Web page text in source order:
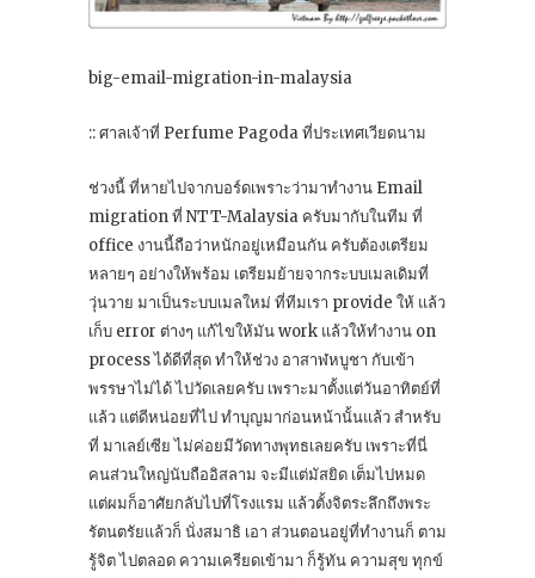
big-email-migration-in-malaysia
:: ศาลเจ้าที่ Perfume Pagoda ที่ประเทศเวียดนาม
ช่วงนี้ ที่หายไปจากบอร์ดเพราะว่ามาทำงาน Email
migration ที่ NTT-Malaysia ครับมากับในทีม ที่
office งานนี้ถือว่าหนักอยู่เหมือนกัน ครับต้องเตรียม
หลายๆ อย่างให้พร้อม เตรียมย้ายจากระบบเมลเดิมที่
วุ่นวาย มาเป็นระบบเมลใหม่ ที่ทีมเรา provide ให้ แล้ว
เก็บ error ต่างๆ แก้ไขให้มัน work แล้วให้ทำงาน on
process ได้ดีที่สุด ทำให้ช่วง อาสาฬหบูชา กับเข้า
พรรษาไม่ได้ ไปวัดเลยครับ เพราะมาตั้งแต่วันอาทิตย์ที่
แล้ว แต่ดีหน่อยที่ไป ทำบุญมาก่อนหน้านั้นแล้ว สำหรับ
ที่ มาเลย์เซีย ไม่ค่อยมีวัดทางพุทธเลยครับ เพราะที่นี่
คนส่วนใหญ่นับถืออิสลาม จะมีแต่มัสยิด เต็มไปหมด
แต่ผมก็อาศัยกลับไปที่โรงแรม แล้วตั้งจิตระลึกถึงพระ
รัตนตรัยแล้วก็ นั่งสมาธิ เอา ส่วนตอนอยู่ที่ทำงานก็ ตาม
รู้จิต ไปตลอด ความเครียดเข้ามา ก็รู้ทัน ความสุข ทุกข์